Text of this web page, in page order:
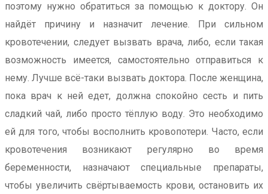
поэтому нужно обратиться за помощью к доктору. Он
найдёт причину и назначит лечение. При сильном
кровотечении, следует вызвать врача, либо, если такая
возможность имеется, самостоятельно отправиться к
нему. Лучше всё-таки вызвать доктора. После женщина,
пока врач к ней едет, должна спокойно сесть и пить
сладкий чай, либо просто тёплую воду. Это необходимо
ей для того, чтобы восполнить кровопотери. Часто, если
кровотечения возникают регулярно во время
беременности, назначают специальные препараты,
чтобы увеличить свёртываемость крови, остановить их